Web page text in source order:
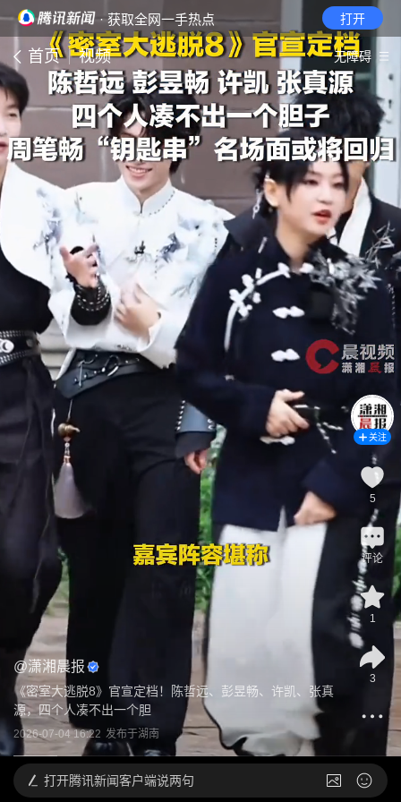
· 获取全网一手热点 打开
首页 视频 无障碍
@潇湘晨报
《密室大逃脱8》官宣定档！陈哲远、彭昱畅、许凯、张真
源，四个人凑不出一个胆
2026-07-04 16:22 发布于湖南
关注
5
评论
1
3
打开腾讯新闻客户端说两句